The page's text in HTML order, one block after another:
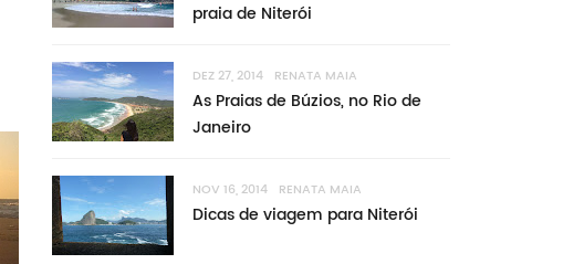
praia de Niterói
DEZ 27, 2014 RENATA MAIA
As Praias de Búzios, no Rio de
Janeiro
NOV 16, 2014 RENATA MAIA
Dicas de viagem para Niterói